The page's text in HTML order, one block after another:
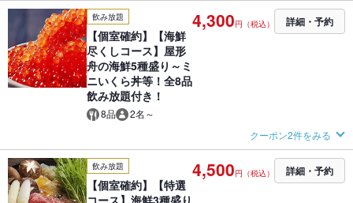
飲み放題
【個室確約】【海鮮
尽くしコース】屋形
舟の海鮮5種盛り～ミ
ニいくら丼等！全8品
飲み放題付き！
8品 2名～
4,300円（税込） 詳細・予約
クーポン2件をみる
飲み放題
【個室確約】【特選
コース】海鮮3種盛り
4,500円（税込） 詳細・予約